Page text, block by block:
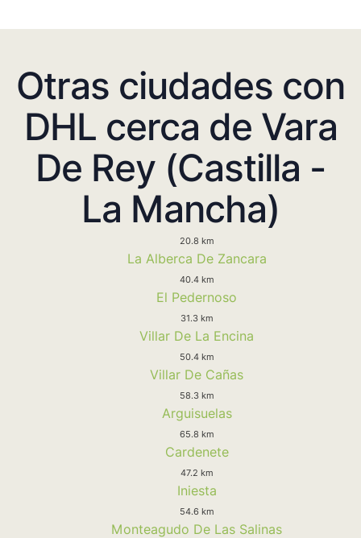
Otras ciudades con
DHL cerca de Vara
De Rey (Castilla -
La Mancha)
20.8 km
La Alberca De Zancara
40.4 km
El Pedernoso
31.3 km
Villar De La Encina
50.4 km
Villar De Cañas
58.3 km
Arguisuelas
65.8 km
Cardenete
47.2 km
Iniesta
54.6 km
Monteagudo De Las Salinas